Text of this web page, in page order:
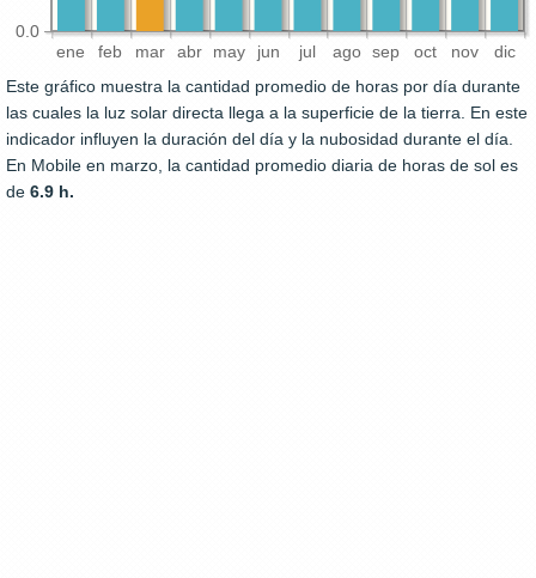
ene feb mar abr may jun jul ago sep oct nov dic
0.0
Este gráfico muestra la cantidad promedio de horas por día durante
las cuales la luz solar directa llega a la superficie de la tierra. En este
indicador influyen la duración del día y la nubosidad durante el día.
En Mobile en marzo, la cantidad promedio diaria de horas de sol es
de 6.9 h.